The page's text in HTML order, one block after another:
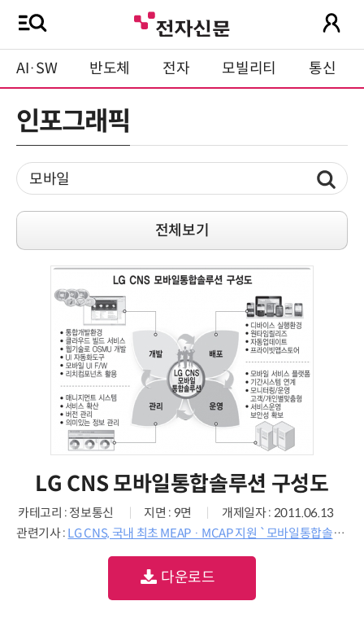
AI·SW 반도체 전자 모빌리티 통신
인포그래픽
전체보기
LG CNS 모바일통합솔루션 구성도
카테고리 : 정보통신 지면 : 9면
개제일자 : 2011.06.13
관련기사 : LG CNS, 국내 최초 MEAP · MCAP 지원 `모바일통합솔루션` 출시
다운로드